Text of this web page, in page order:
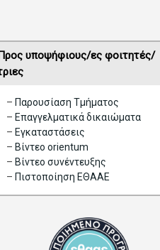
υποψήφιους/ες φοιτητές/
– Παρουσίαση Τμήματος
– Επαγγελματικά δικαιώματα
– Eγκαταστάσεις
– Βίντεο orientum
– Bίντεο συνέντευξης
– Πιστοποίηση ΕΘΑΑΕ